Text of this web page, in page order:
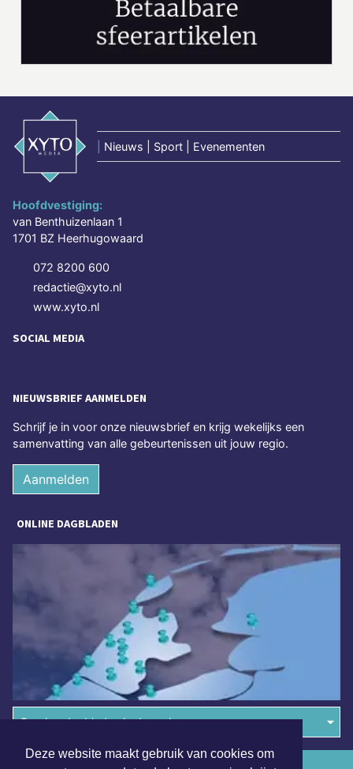
Deze website maakt gebruik van cookies om
Nieuws | Sport | Evenementen
Hoofdvestiging:
van Benthuizenlaan 1
1701 BZ Heerhugowaard
072 8200 600
redactie@xyto.nl
www.xyto.nl
SOCIAL MEDIA
NIEUWSBRIEF AANMELDEN
Schrijf je in voor onze nieuwsbrief en krijg wekelijks een
samenvatting van alle gebeurtenissen uit jouw regio.
Aanmelden
ONLINE DAGBLADEN
Overige dagbladen in de regio